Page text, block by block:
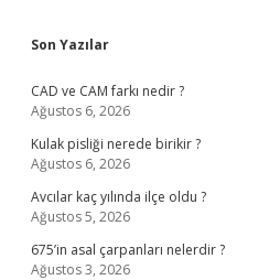
Sidebar
Son Yazılar
CAD ve CAM farkı nedir ?
Ağustos 6, 2026
Kulak pisliği nerede birikir ?
Ağustos 6, 2026
Avcılar kaç yılında ilçe oldu ?
Ağustos 5, 2026
675’in asal çarpanları nelerdir ?
Ağustos 3, 2026